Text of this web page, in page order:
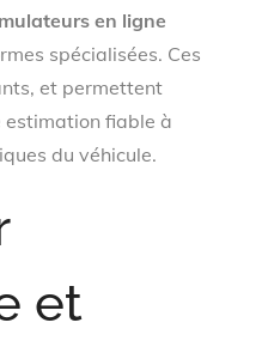
en ligne
spécialisées. Ces
et permettent
estimation fiable à
du véhicule.
et